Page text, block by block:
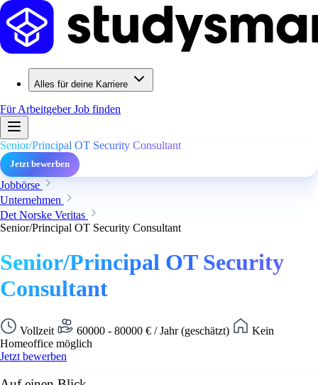
Alles für deine Karriere
Für ArbeitgeberJob finden
Senior/Principal OT Security Consultant
Jetzt bewerben
Jobbörse
Unternehmen
Det Norske Veritas
Senior/Principal OT Security Consultant
Senior/Principal OT Security
Consultant
Vollzeit 60000 - 80000 € / Jahr (geschätzt)
Kein
Homeoffice möglich
Jetzt bewerben